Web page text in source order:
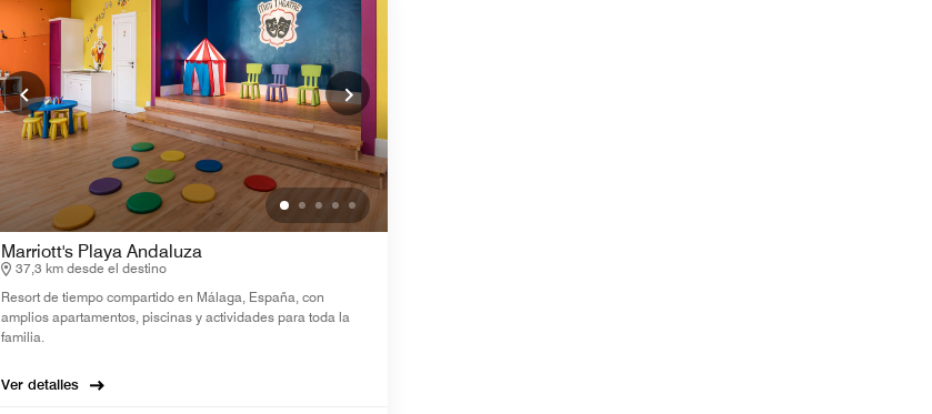
Marriott's Playa Andaluza
37,3 km desde el destino
Resort de tiempo compartido en Málaga, España, con
amplios apartamentos, piscinas y actividades para toda la
familia.
Ver detalles